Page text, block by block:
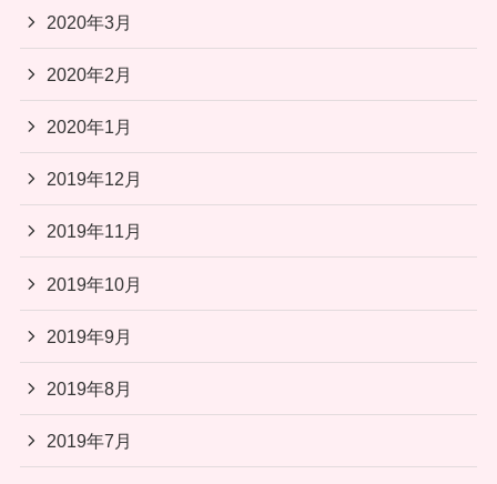
2020年3月
2020年2月
2020年1月
2019年12月
2019年11月
2019年10月
2019年9月
2019年8月
2019年7月